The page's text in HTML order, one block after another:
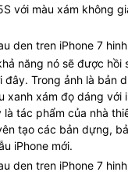
với màu xám không
năng nó sẽ được hồi
đây. Trong ảnh là bản
xanh xám đọ dáng với
tác phẩm của nhà
tạo các bản dựng,
iPhone mới.